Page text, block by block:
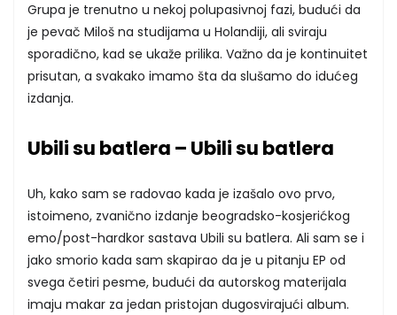
Grupa je trenutno u nekoj polupasivnoj fazi, budući da
je pevač Miloš na studijama u Holandiji, ali sviraju
sporadično, kad se ukaže prilika. Važno da je kontinuitet
prisutan, a svakako imamo šta da slušamo do idućeg
izdanja.
Ubili su batlera – Ubili su batlera
Uh, kako sam se radovao kada je izašalo ovo prvo,
istoimeno, zvanično izdanje beogradsko-kosjerićkog
emo/post-hardkor sastava Ubili su batlera. Ali sam se i
jako smorio kada sam skapirao da je u pitanju EP od
svega četiri pesme, budući da autorskog materijala
imaju makar za jedan pristojan dugosvirajući album.